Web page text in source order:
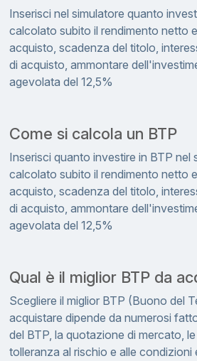
Inserisci nel simulatore quanto
calcolato subito il rendimento netto
acquisto, scadenza del titolo,
di acquisto, ammontare
agevolata del 12,5%
Come si calcola un BTP
Inserisci quanto investire in BTP nel
calcolato subito il rendimento netto
acquisto, scadenza del titolo,
di acquisto, ammontare
agevolata del 12,5%
Qual è il miglior BTP da
Scegliere il miglior BTP (Buono del
acquistare dipende da numerosi
del BTP, la quotazione di mercato,
tolleranza al rischio e alle